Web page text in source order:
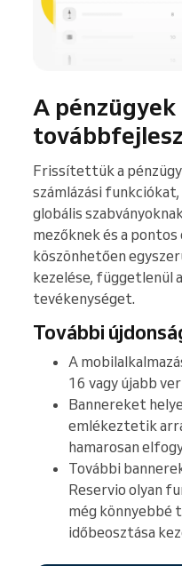
A
Frissítettük a
számlázási
globális
mezőknek és a
köszönhetően
kezelése, függetlenül
tevékenységet.
További
A
16 vagy újabb
Bannereket
emlékeztetik
hamarosan
További
Reservio olyan
még könnyebbé
időbeosztása